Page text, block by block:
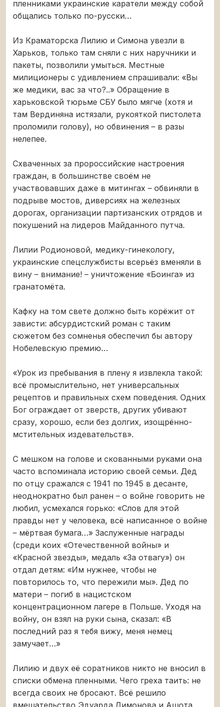
пленниками украинские каратели между собой
общались только по-русски…
Из Краматорска Лилию и Симона увезли в
Харьков, только там сняли с них наручники и
пакеты, позволили умыться. Местные
милиционеры с удивлением спрашивали: «Вы
же медики, вас за что?..» Обращение в
харьковской тюрьме СБУ было мягче (хотя и
там Вердиняна истязали, рукояткой пистолета
проломили голову), но обвинения – в разы
нелепее.
Схваченных за пророссийские настроения
граждан, в большинстве своём не
участвовавших даже в митингах – обвиняли в
подрыве мостов, диверсиях на железных
дорогах, организации партизанских отрядов и
покушений на лидеров Майданного путча.
Лилии Родионовой, медику-гинекологу,
украинские спецслужбисты всерьёз вменяли в
вину – внимание! – уничтожение «Боинга» из
гранатомёта.
Кафку на том свете должно быть корёжит от
зависти: абсурдистский роман с таким
сюжетом без сомненья обеспечил бы автору
Нобелевскую премию…
«Урок из пребывания в плену я извлекла такой:
всё промыслительно, нет универсальных
рецептов и правильных схем поведения. Одних
Бог ограждает от зверств, других убивают
сразу, хорошо, если без долгих, изощрённо-
мстительных издевательств».
С мешком на голове и скованными руками она
часто вспоминала историю своей семьи. Дед
по отцу сражался с 1941 по 1945 в десанте,
неоднократно был ранен – о войне говорить не
любил, усмехался горько: «Слов для этой
правды нет у человека, всё написанное о войне
– мёртвая бумага…» Заслуженные награды
(среди коих «Отечественной войны» и
«Красной звезды», медаль «За отвагу») он
отдал детям: «Им нужнее, чтобы не
повторилось то, что пережили мы». Дед по
матери – погиб в нацистском
концентрационном лагере в Польше. Уходя на
войну, он взял на руки сына, сказал: «В
последний раз я тебя вижу, меня немец
замучает…»
Лилию и двух её соратников никто не вносил в
списки обмена пленными. Чего греха таить: не
всегда своих не бросают. Всё решило
вмешательство Эдуарда Лимонова и Ашота